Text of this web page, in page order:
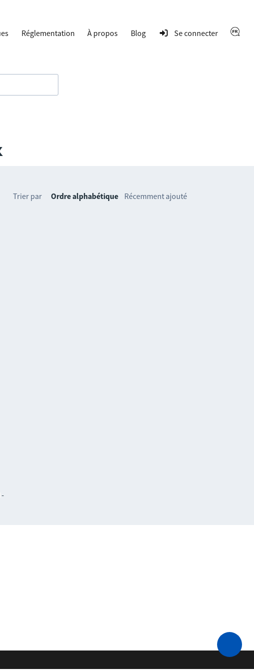
Réglementation À propos Blog Se connecter
Trier par Ordre alphabétique Récemment ajouté
-